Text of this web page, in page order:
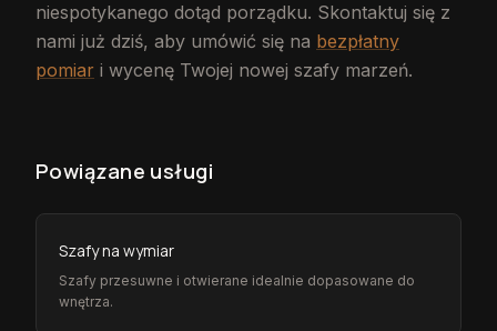
niespotykanego dotąd porządku. Skontaktuj się z
nami już dziś, aby umówić się na bezpłatny
pomiar i wycenę Twojej nowej szafy marzeń.
Powiązane usługi
Szafy na wymiar
Szafy przesuwne i otwierane idealnie dopasowane do
wnętrza.